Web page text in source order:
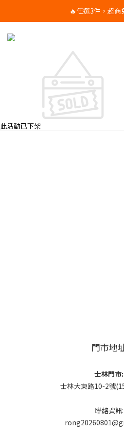
🔥任選3件，超商
🔥任選3件，超商
任選滿額折扣，滿1500享95折，
🔥任選3件，超商
此活動已下架
門市地
士林門市:
士林大東路10-2號
聯絡資訊: